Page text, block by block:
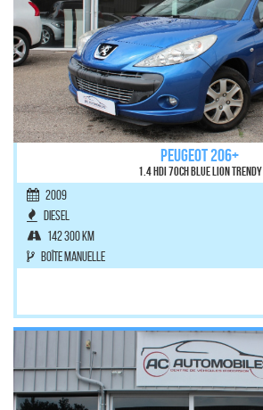
PEUGEOT 206+
1.4 HDi 70ch BLUE LION Trendy
2009
Diesel
142 300 km
Boîte manuelle